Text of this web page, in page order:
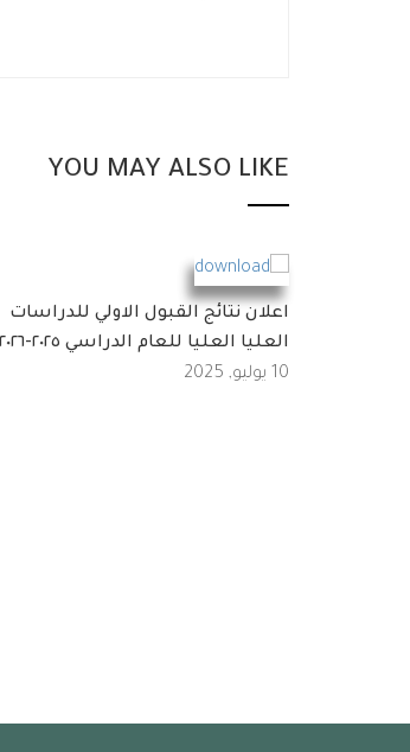
YOU MAY ALSO LIKE
اعلان نتائج القبول الاولي للدراسات
العليا العليا للعام الدراسي ٢٠٢٥-٢٠٢٦
10 يوليو, 2025